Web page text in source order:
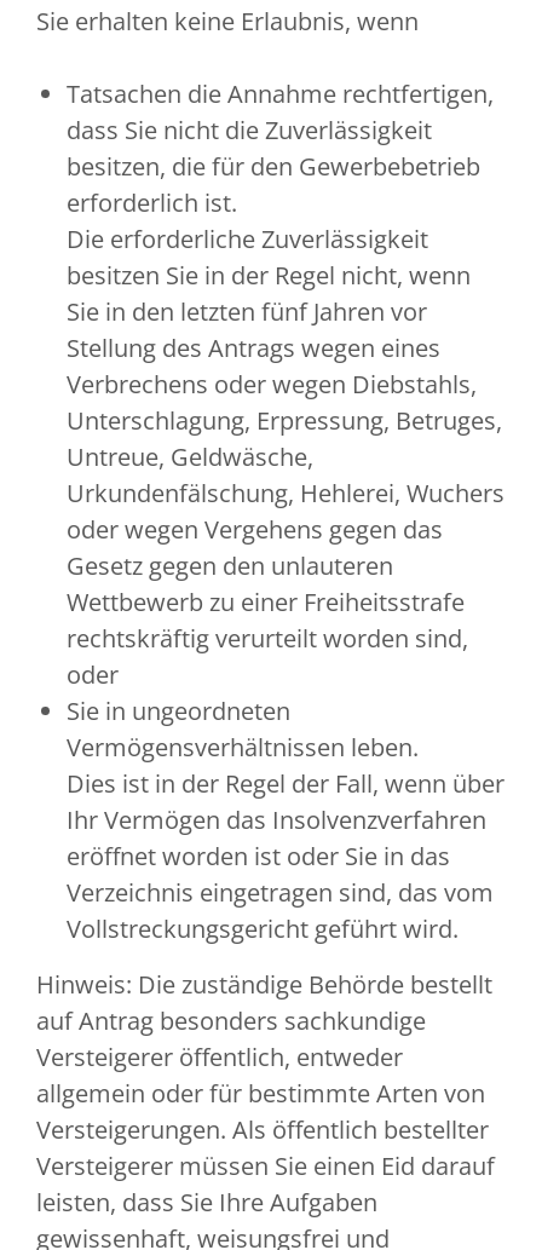
Sie erhalten keine Erlaubnis, wenn
Tatsachen die Annahme rechtfertigen,
dass Sie nicht die Zuverlässigkeit
besitzen, die für den Gewerbebetrieb
erforderlich ist.
Die erforderliche Zuverlässigkeit
besitzen Sie in der Regel nicht, wenn
Sie in den letzten fünf Jahren vor
Stellung des Antrags wegen eines
Verbrechens oder wegen Diebstahls,
Unterschlagung, Erpressung, Betruges,
Untreue, Geldwäsche,
Urkundenfälschung, Hehlerei, Wuchers
oder wegen Vergehens gegen das
Gesetz gegen den unlauteren
Wettbewerb zu einer Freiheitsstrafe
rechtskräftig verurteilt worden sind,
oder
Sie in ungeordneten
Vermögensverhältnissen leben.
Dies ist in der Regel der Fall, wenn über
Ihr Vermögen das Insolvenzverfahren
eröffnet worden ist oder Sie in das
Verzeichnis eingetragen sind, das vom
Vollstreckungsgericht geführt wird.
Hinweis: Die zuständige Behörde bestellt
auf Antrag besonders sachkundige
Versteigerer öffentlich, entweder
allgemein oder für bestimmte Arten von
Versteigerungen. Als öffentlich bestellter
Versteigerer müssen Sie einen Eid darauf
leisten, dass Sie Ihre Aufgaben
gewissenhaft, weisungsfrei und